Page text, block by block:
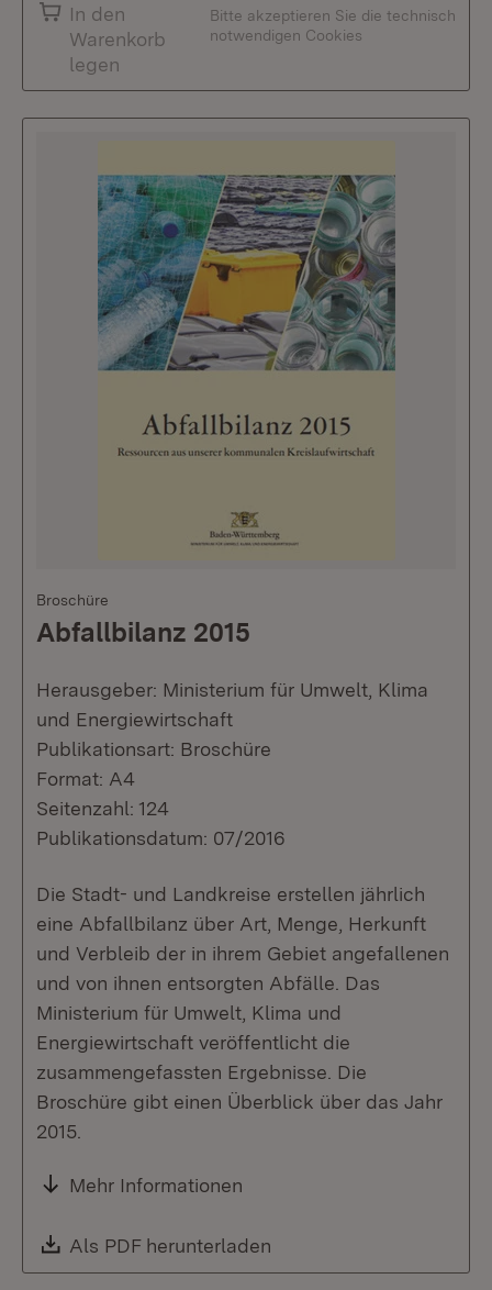
In den
Warenkorb
legen
Bitte akzeptieren Sie die technisch
notwendigen Cookies
Broschüre
Abfallbilanz 2015
Herausgeber: Ministerium für Umwelt, Klima
und Energiewirtschaft
Publikationsart: Broschüre
Format: A4
Seitenzahl: 124
Publikationsdatum: 07/2016
Die Stadt- und Landkreise erstellen jährlich
eine Abfallbilanz über Art, Menge, Herkunft
und Verbleib der in ihrem Gebiet angefallenen
und von ihnen entsorgten Abfälle. Das
Ministerium für Umwelt, Klima und
Energiewirtschaft veröffentlicht die
zusammengefassten Ergebnisse. Die
Broschüre gibt einen Überblick über das Jahr
2015.
Mehr Informationen
Download:
Als PDF herunterladen